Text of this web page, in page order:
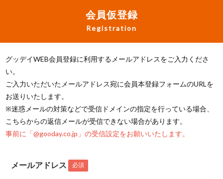
会員仮登録
Registration
グッデイWEB会員登録に利用するメールアドレスをご入力くださ
い。
ご入力いただいたメールアドレス宛に会員本登録フォームのURLを
お送りいたします。
※迷惑メールの対策などで受信ドメインの指定を行っている場合、
こちらからの返信メールが受信できない場合があります。
事前に「@gooday.co.jp」の受信設定をお願いいたします。
メールアドレス 必須